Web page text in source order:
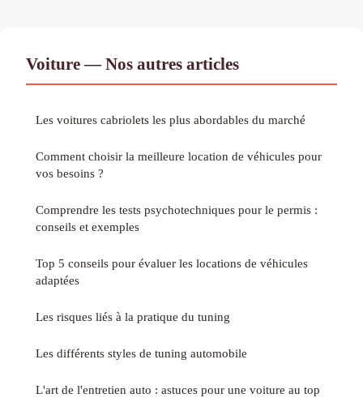
Voiture — Nos autres articles
Les voitures cabriolets les plus abordables du marché
Comment choisir la meilleure location de véhicules pour
vos besoins ?
Comprendre les tests psychotechniques pour le permis :
conseils et exemples
Top 5 conseils pour évaluer les locations de véhicules
adaptées
Les risques liés à la pratique du tuning
Les différents styles de tuning automobile
L'art de l'entretien auto : astuces pour une voiture au top